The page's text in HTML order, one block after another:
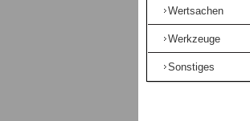
Wertsachen
Werkzeuge
Sonstiges